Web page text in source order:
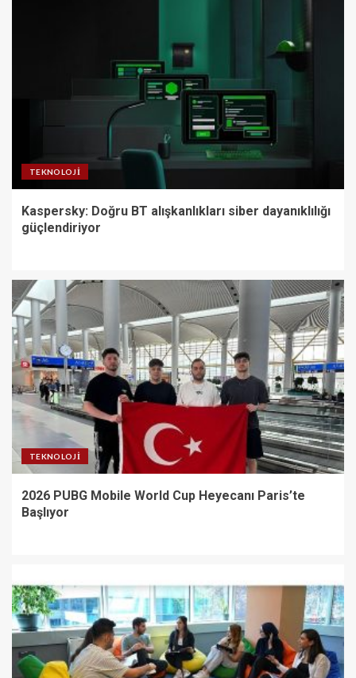
TEKNOLOJI
Kaspersky: Doğru BT alışkanlıkları siber dayanıklılığı
güçlendiriyor
TEKNOLOJI
2026 PUBG Mobile World Cup Heyecanı Paris’te
Başlıyor